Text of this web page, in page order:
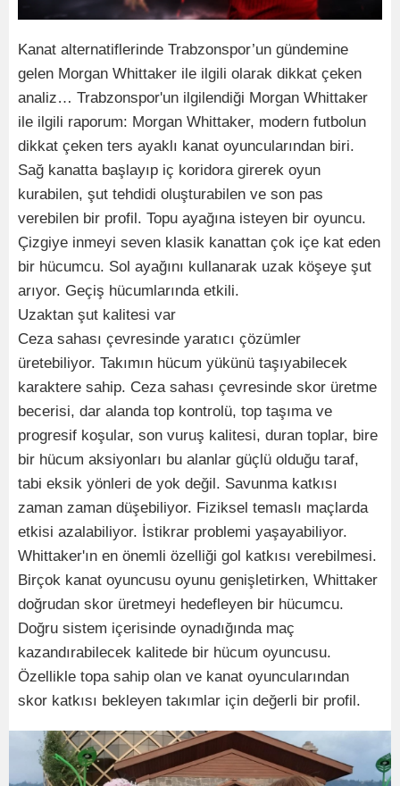
Kanat alternatiflerinde Trabzonspor’un gündemine
gelen Morgan Whittaker ile ilgili olarak dikkat çeken
analiz… Trabzonspor'un ilgilendiği Morgan Whittaker
ile ilgili raporum: Morgan Whittaker, modern futbolun
dikkat çeken ters ayaklı kanat oyuncularından biri.
Sağ kanatta başlayıp iç koridora girerek oyun
kurabilen, şut tehdidi oluşturabilen ve son pas
verebilen bir profil. Topu ayağına isteyen bir oyuncu.
Çizgiye inmeyi seven klasik kanattan çok içe kat eden
bir hücumcu. Sol ayağını kullanarak uzak köşeye şut
arıyor. Geçiş hücumlarında etkili.
Uzaktan şut kalitesi var
Ceza sahası çevresinde yaratıcı çözümler
üretebiliyor. Takımın hücum yükünü taşıyabilecek
karaktere sahip. Ceza sahası çevresinde skor üretme
becerisi, dar alanda top kontrolü, top taşıma ve
progresif koşular, son vuruş kalitesi, duran toplar, bire
bir hücum aksiyonları bu alanlar güçlü olduğu taraf,
tabi eksik yönleri de yok değil. Savunma katkısı
zaman zaman düşebiliyor. Fiziksel temaslı maçlarda
etkisi azalabiliyor. İstikrar problemi yaşayabiliyor.
Whittaker'ın en önemli özelliği gol katkısı verebilmesi.
Birçok kanat oyuncusu oyunu genişletirken, Whittaker
doğrudan skor üretmeyi hedefleyen bir hücumcu.
Doğru sistem içerisinde oynadığında maç
kazandırabilecek kalitede bir hücum oyuncusu.
Özellikle topa sahip olan ve kanat oyuncularından
skor katkısı bekleyen takımlar için değerli bir profil.